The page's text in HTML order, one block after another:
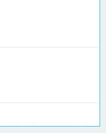
ステムをAIが解析して